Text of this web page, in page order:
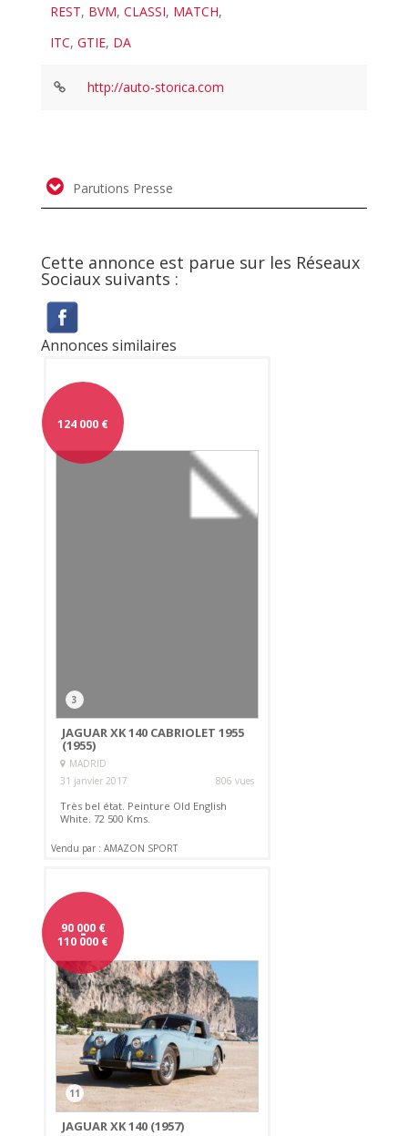
REST, BVM,CLASSI, MATCH,
ITC,GTIE, DA
http://auto-storica.com
Parutions Presse
Cette annonce est parue sur les Réseaux
Sociaux suivants :
Annonces similaires
124 000 €
3
JAGUAR XK 140 CABRIOLET 1955
(1955)
MADRID
31 janvier 2017
806 vues
Très bel état. Peinture Old English
White. 72 500 Kms.
Vendu par : AMAZON SPORT
90 000€
-
110 000 €
11
JAGUAR XK 140 (1957)